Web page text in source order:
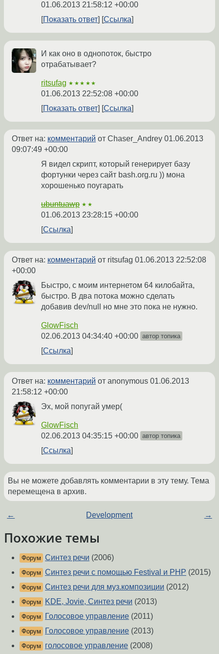
01.06.2013 21:58:12 +00:00
Показать ответ
Ссылка
И как оно в однопоток, быстро
отрабатывает?
ritsufag ★★★★★
01.06.2013 22:52:08 +00:00
Показать ответ
Ссылка
Ответ на: комментарий от Chaser_Andrey 01.06.2013
09:07:49 +00:00
Я видел скрипт, который генерирует базу
фортунки через сайт bash.org.ru )) мона
хорошенько поугарать
ubuntuawp ★★
01.06.2013 23:28:15 +00:00
Ссылка
Ответ на: комментарий от ritsufag 01.06.2013 22:52:08
+00:00
Быстро, с моим интернетом 64 килобайта,
быстро. В два потока можно сделать
добавив dev/null но мне это пока не нужно.
GlowFisch
02.06.2013 04:34:40 +00:00 автор топика
Ссылка
Ответ на: комментарий от anonymous 01.06.2013
21:58:12 +00:00
Эх, мой попугай умер(
GlowFisch
02.06.2013 04:35:15 +00:00 автор топика
Ссылка
Вы не можете добавлять комментарии в эту тему. Тема
перемещена в архив.
← Development →
Похожие темы
Форум Синтез речи (2006)
Форум Синтез речи с помощью Festival и PHP (2015)
Форум Синтез речи для муз.композиции (2012)
Форум KDE, Jovie, Синтез речи (2013)
Форум Голосовое управление (2011)
Форум Голосовое управление (2013)
Форум голосовое управление (2008)